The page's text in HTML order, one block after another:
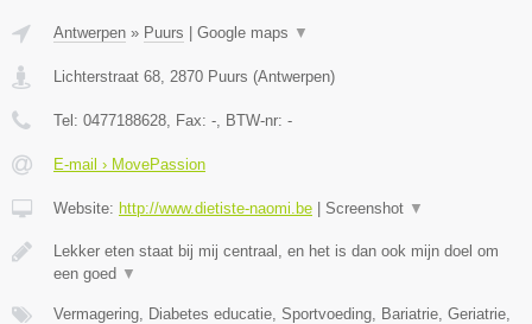
Antwerpen » Puurs Google maps ▼
Lichterstraat 68 2870 Puurs (Antwerpen)
Tel: 0477188628 , Fax: - , BTW-nr: -
E-mail › MovePassion
Website: http://www.dietiste-naomi.be Screenshot ▼
Lekker eten staat bij mij centraal, en het is dan ook mijn doel om
een goed ▼
Vermagering, Diabetes educatie, Sportvoeding, Bariatrie, Geriatrie,